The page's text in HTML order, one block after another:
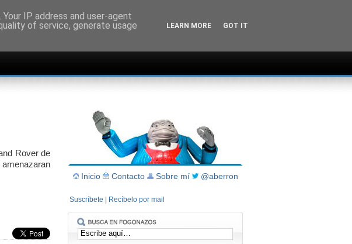
Rover de
Inicio Contacto Sobre mí @aberron
Suscríbete Recíbelo por mail
IP address and user-agent
of service, generate usage
LEARN MORE GOT IT